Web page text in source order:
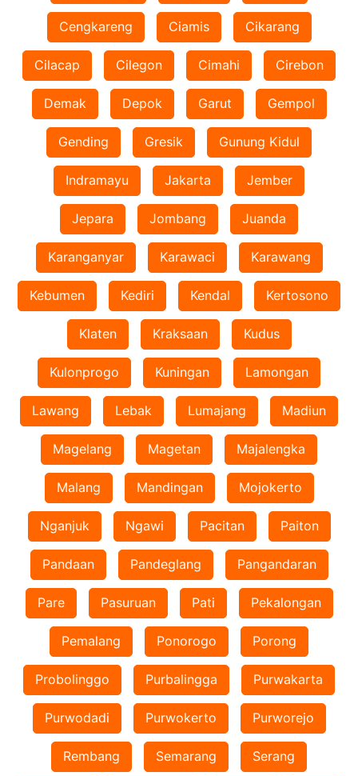
Cengkareng Ciamis Cikarang
Cilacap Cilegon Cimahi Cirebon
Demak Depok Garut Gempol
Gending Gresik Gunung Kidul
Indramayu Jakarta Jember
Jepara Jombang Juanda
Karanganyar Karawaci Karawang
Kebumen Kediri Kendal Kertosono
Klaten Kraksaan Kudus
Kulonprogo Kuningan Lamongan
Lawang Lebak Lumajang Madiun
Magelang Magetan Majalengka
Malang Mandingan Mojokerto
Nganjuk Ngawi Pacitan Paiton
Pandaan Pandeglang Pangandaran
Pare Pasuruan Pati Pekalongan
Pemalang Ponorogo Porong
Probolinggo Purbalingga Purwakarta
Purwodadi Purwokerto Purworejo
Rembang Semarang Serang